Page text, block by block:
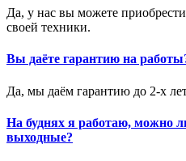
Да, у нас вы можете
своей техники.
Вы даёте гарантию на
Да, мы даём гарантию до 2-х
На буднях я работаю, можно
выходные?